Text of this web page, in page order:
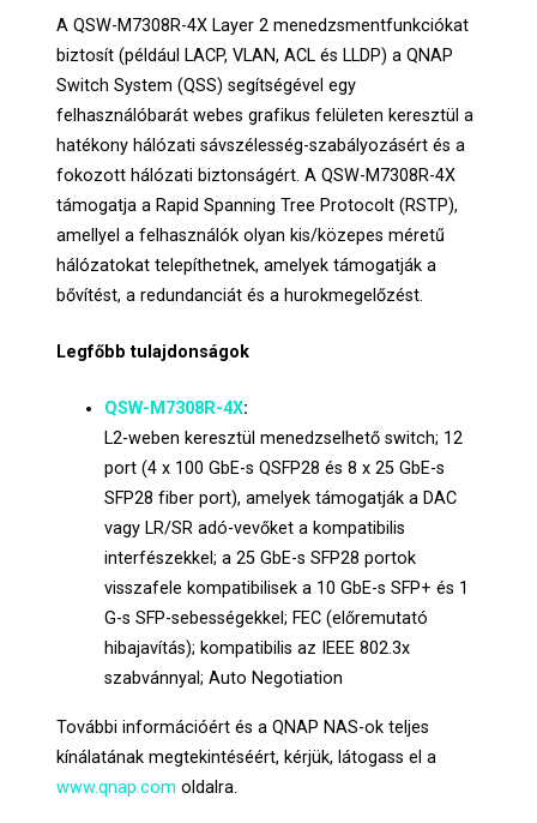
A QSW-M7308R-4X Layer 2 menedzsmentfunkciókat
biztosít (például LACP, VLAN, ACL és LLDP) a QNAP
Switch System (QSS) segítségével egy
felhasználóbarát webes grafikus felületen keresztül a
hatékony hálózati sávszélesség-szabályozásért és a
fokozott hálózati biztonságért. A QSW-M7308R-4X
támogatja a Rapid Spanning Tree Protocolt (RSTP),
amellyel a felhasználók olyan kis/közepes méretű
hálózatokat telepíthetnek, amelyek támogatják a
bővítést, a redundanciát és a hurokmegelőzést.
Legfőbb tulajdonságok
QSW-M7308R-4X:
L2-weben keresztül menedzselhető switch; 12
port (4 x 100 GbE-s QSFP28 és 8 x 25 GbE-s
SFP28 fiber port), amelyek támogatják a DAC
vagy LR/SR adó-vevőket a kompatibilis
interfészekkel; a 25 GbE-s SFP28 portok
visszafele kompatibilisek a 10 GbE-s SFP+ és 1
G-s SFP-sebességekkel; FEC (előremutató
hibajavítás); kompatibilis az IEEE 802.3x
szabvánnyal; Auto Negotiation
További információért és a QNAP NAS-ok teljes
kínálatának megtekintéséért, kérjük, látogass el a
www.qnap.com oldalra.